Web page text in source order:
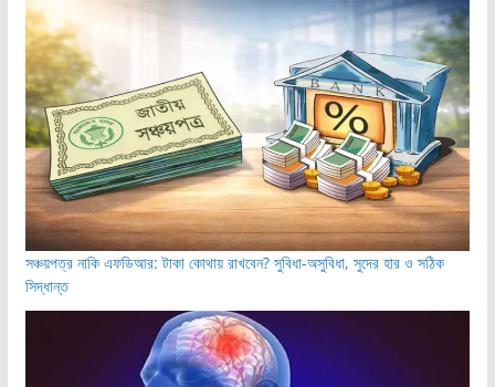
সঞ্চয়পত্র নাকি এফডিআর: টাকা কোথায় রাখবেন? সুবিধা-অসুবিধা, সুদের হার ও সঠিক
সিদ্ধান্ত